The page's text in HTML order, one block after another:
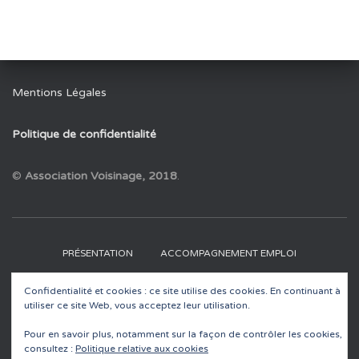
Mentions Légales
Politique de confidentialité
© Association Voisinage, 2018.
PRÉSENTATION ACCOMPAGNEMENT EMPLOI
RECYCLERIES EDUCATION À L’ENVIRONNEMENT
ACTUALITÉS CONTACT
Confidentialité et cookies : ce site utilise des cookies. En continuant à
utiliser ce site Web, vous acceptez leur utilisation.
Pour en savoir plus, notamment sur la façon de contrôler les cookies,
consultez : Politique relative aux cookies